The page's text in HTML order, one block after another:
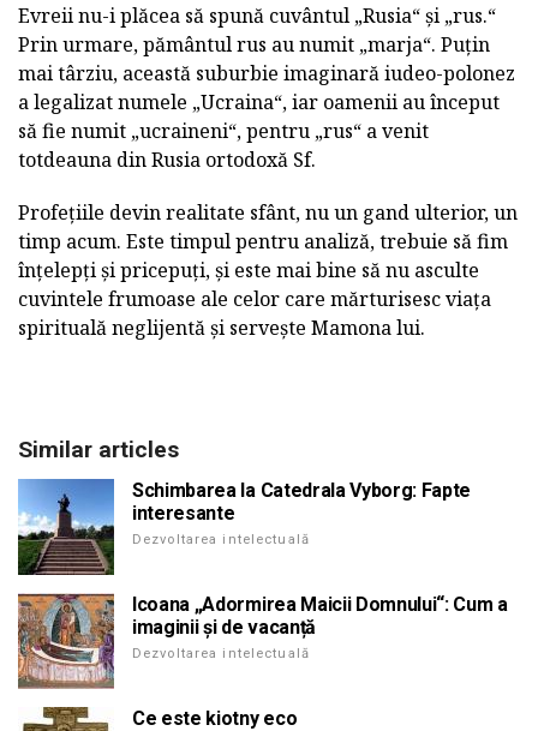
Evreii nu-i plăcea să spună cuvântul „Rusia“ și „rus.“
Prin urmare, pământul rus au numit „marja“. Puțin
mai târziu, această suburbie imaginară iudeo-polonez
a legalizat numele „Ucraina“, iar oamenii au început
să fie numit „ucraineni“, pentru „rus“ a venit
totdeauna din Rusia ortodoxă Sf.
Profețiile devin realitate sfânt, nu un gand ulterior, un
timp acum. Este timpul pentru analiză, trebuie să fim
înțelepți și pricepuți, și este mai bine să nu asculte
cuvintele frumoase ale celor care mărturisesc viața
spirituală neglijentă și servește Mamona lui.
Similar articles
Schimbarea la Catedrala Vyborg: Fapte
interesante
Dezvoltarea intelectuală
Icoana „Adormirea Maicii Domnului“: Cum a
imaginii și de vacanță
Dezvoltarea intelectuală
Ce este kiotny eco